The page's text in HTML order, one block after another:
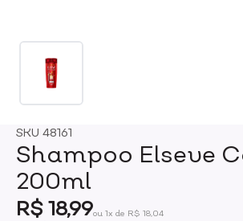
SKU 48161
Shampoo Elseve
200ml
R$ 18,99ou 1x de R$ 18,04